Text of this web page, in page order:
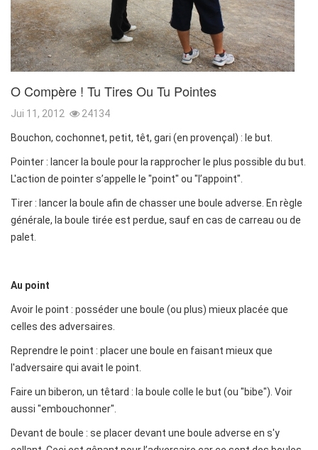
O Compère ! Tu Tires Ou Tu Pointes
Jui 11, 2012 24134
Bouchon, cochonnet, petit, têt, gari (en provençal) : le but.
Pointer : lancer la boule pour la rapprocher le plus possible du but.
L'action de pointer s’appelle le "point" ou "l’appoint".
Tirer : lancer la boule afin de chasser une boule adverse. En règle
générale, la boule tirée est perdue, sauf en cas de carreau ou de
palet.
Au point
Avoir le point : posséder une boule (ou plus) mieux placée que
celles des adversaires.
Reprendre le point : placer une boule en faisant mieux que
l'adversaire qui avait le point.
Faire un biberon, un têtard : la boule colle le but (ou "bibe"). Voir
aussi "embouchonner".
Devant de boule : se placer devant une boule adverse en s'y